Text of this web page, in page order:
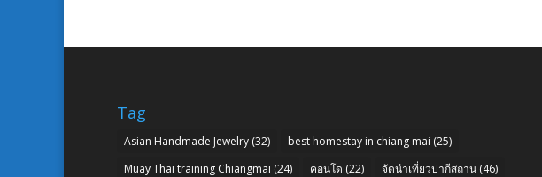
Tag
Asian Handmade Jewelry (32) best homestay in chiang mai (25)
Muay Thai training Chiangmai (24) คอนโด (22) จัดนำเที่ยวปากีสถาน (46)